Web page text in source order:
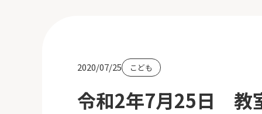
2020/07/25 こども
令和2年7月25日 教